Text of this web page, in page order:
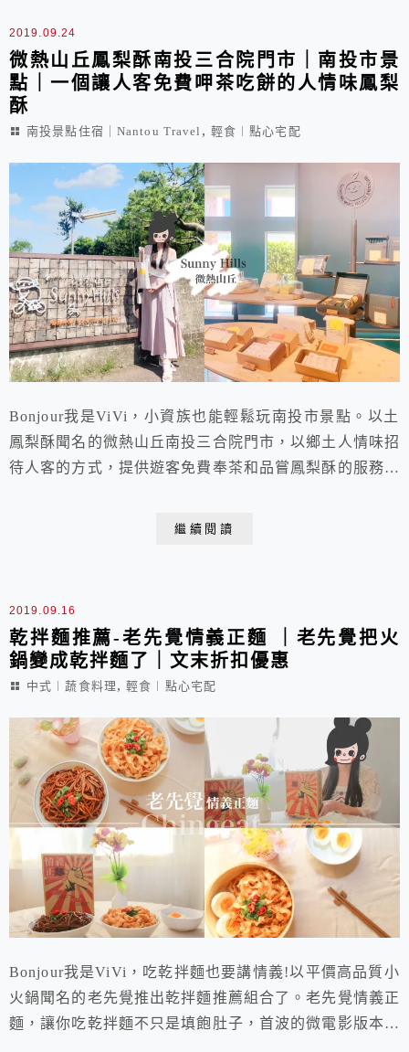
2019.09.24
微熱山丘鳳梨酥南投三合院門市｜南投市景
點｜一個讓人客免費呷茶吃餅的人情味鳳梨
酥
南投景點住宿｜Nantou Travel , 輕食︱點心宅配
Bonjour我是ViVi，小資族也能輕鬆玩南投市景點。以土
鳳梨酥聞名的微熱山丘南投三合院門市，以鄉土人情味招
待人客的方式，提供遊客免費奉茶和品嘗鳳梨酥的服務。
繼續閱讀
2019.09.16
乾拌麵推薦-老先覺情義正麵 ｜老先覺把火
鍋變成乾拌麵了｜文末折扣優惠
中式︱蔬食料理 ,輕食︱點心宅配
Bonjour我是ViVi，吃乾拌麵也要講情義!以平價高品質小
火鍋聞名的老先覺推出乾拌麵推薦組合了。老先覺情義正
麵，讓你吃乾拌麵不只是填飽肚子，首波的微電影版本走